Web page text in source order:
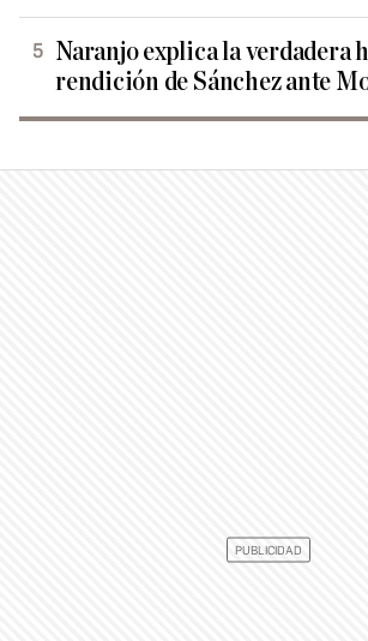
Naranjo explica la verdadera
rendición de Sánchez ante